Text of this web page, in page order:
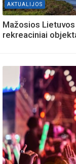
AKTUALIJOS
Mažosios
rekreaciniai